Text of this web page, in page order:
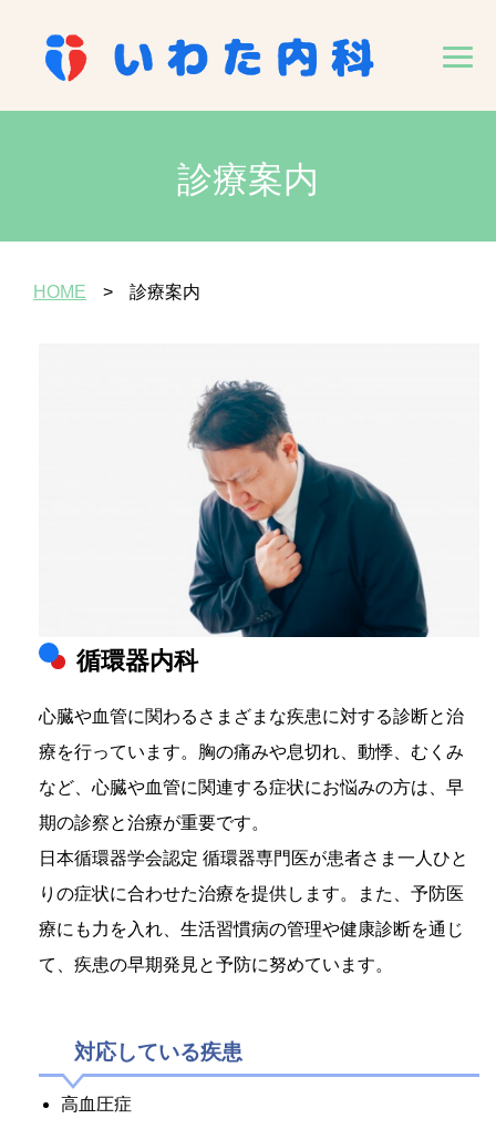
診療案内
HOME 診療案内
循環器内科
心臓や血管に関わるさまざまな疾患に対する診断と治
療を行っています。胸の痛みや息切れ、動悸、むくみ
など、心臓や血管に関連する症状にお悩みの方は、早
期の診察と治療が重要です。
日本循環器学会認定 循環器専門医が患者さま一人ひと
りの症状に合わせた治療を提供します。また、予防医
療にも力を入れ、生活習慣病の管理や健康診断を通じ
て、疾患の早期発見と予防に努めています。
対応している疾患
高血圧症